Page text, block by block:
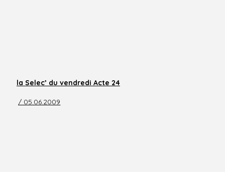
la Selec’ du vendredi Acte 24
/ 05.06.2009